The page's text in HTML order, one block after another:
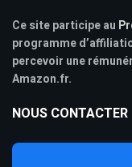
Ce site participe au
programme
percevoir une
Amazon.fr.
NOUS CONTACTER